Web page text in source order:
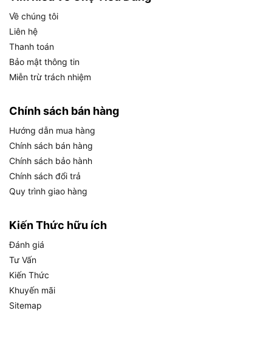
Chống rỉ: Thép đặc biệt giữ độ bền trong điều
kiện ẩm.
Giá rẻ nhất cho sản phẩm chính hãng.
Cắt hiệu quả: Lưỡi sắc, xử lý dây điện và kim
An toàn: Tay cầm cách điện, giảm nguy cơ giật
điện.
Chính sách bán hàng tại Chợ Tiêu
Dùng
TạiChợ Tiêu Dùng
tâm:
Sản phẩm chính hãng 100%: Có nguồn gốc rõ
Giá cả minh bạch: Giá cạnh tranh, không phí ẩn.
Đổi trả linh hoạt: Trong 10 ngày nếu sản phẩm
Về chúng tôi
Liên hệ
Thanh toán
Bảo mật thông tin
Miễn trừ trách nhiệm
Chính sách bán hàng
Hướng dẫn mua hàng
Chính sách bán hàng
Chính sách bảo hành
Chính sách đổi trả
Quy trình giao hàng
Kiến Thức hữu ích
Đánh giá
Tư Vấn
Kiến Thức
Khuyến mãi
Sitemap